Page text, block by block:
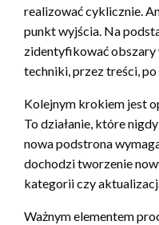
realizować cyklicznie.
punkt wyjścia. Na
zidentyfikować obszary
techniki, przez treści,
Kolejnym krokiem jest
To działanie, które
nowa podstrona
dochodzi tworzenie
kategorii czy
Ważnym elementem